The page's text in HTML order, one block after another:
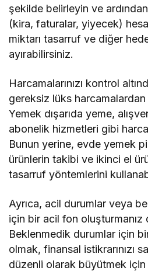
şekilde belirleyin ve ardından
(kira, faturalar, yiyecek)
miktarı tasarruf ve diğer
ayırabilirsiniz.
Harcamalarınızı kontrol
gereksiz lüks harcamalardan
Yemek dışarıda yeme,
abonelik hizmetleri gibi
Bunun yerine, evde yemek
ürünlerin takibi ve ikinci el
tasarruf yöntemlerini
Ayrıca, acil durumlar veya
için bir acil fon oluşturmanız
Beklenmedik durumlar için
olmak, finansal istikrarınızı
düzenli olarak büyütmek